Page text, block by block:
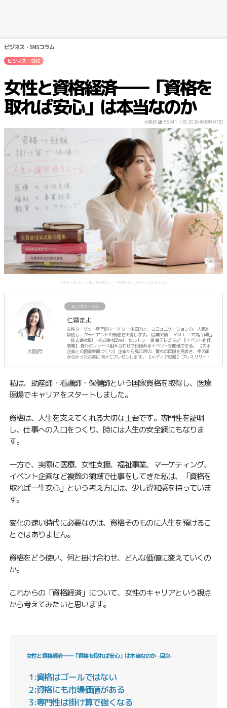
ビジネス・SNSコラム
ビジネス・SNS
女性と資格経済――「資格を
取れば安心」は本当なのか
大阪府 53541 / 2026年08月07日
大阪府 仁蓉まよ 女性と資格経済――「資格を取れば安心」は本当なのか
大阪府
ビジネス・SNS
仁蓉まよ
女性ターゲット専門のマーケター 企画力と、コミュニケーション力、人脈を
駆使し、クライアントの飛躍を実現します。 協業実績 ・FANCL ・大丸百貨店
・株式会社IBJ ・株式会社Zwei ・ヒルトン ・東海テレビ など 【イベント創作
事業】 貴社のリソース組み合わせで価値あるイベントを開催できる。 【大手
企業との協業実績づくり】 企業から見た時の、貴社の価値を見抜き、手の届
かなかった企業に向けてプレゼンします。 【メディア戦略】 プレスリリース
ートは、3人のママ。
私は、助産師・看護師・保健師という国家資格を取得し、医療
現場でキャリアをスタートしました。
資格は、人生を支えてくれる大切な土台です。専門性を証明
し、仕事への入口をつくり、時には人生の安全網にもなりま
す。
一方で、実際に医療、女性支援、福祉事業、マーケティング、
イベント企画など複数の領域で仕事をしてきた私は、「資格を
取れば一生安心」という考え方には、少し違和感を持っていま
す。
変化の速い時代に必要なのは、資格そのものに人生を預けるこ
とではありません。
資格をどう使い、何と掛け合わせ、どんな価値に変えていくの
か。
これからの「資格経済」について、女性のキャリアという視点
から考えてみたいと思います。
女性と資格経済――「資格を取れば安心」は本当なのか -目次-
1:資格はゴールではない
2:資格にも市場価値がある
3:専門性は掛け算で強くなる